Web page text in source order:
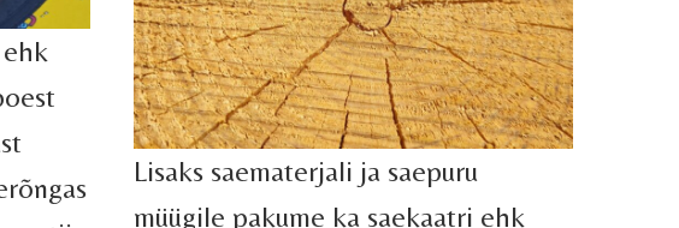
Lisaks saematerjali ja saepuru
müügile pakume ka saekaatri ehk